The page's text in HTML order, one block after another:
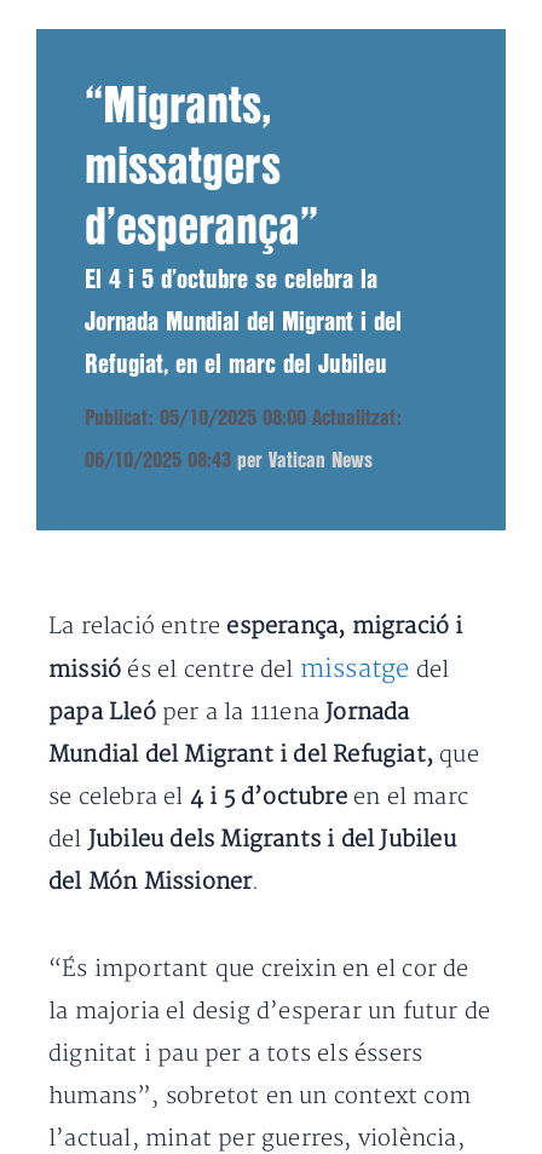
“Migrants,
missatgers
d’esperança”
El 4 i 5 d’octubre se celebra la
Jornada Mundial del Migrant i del
Refugiat, en el marc del Jubileu
Publicat: 05/10/2025 08:00 Actualitzat:
06/10/2025 08:43 per Vatican News
La relació entre esperança, migració i
missió és el centre del missatge del
papa Lleóper a la 111ena Jornada
Mundial del Migrant i del Refugiat, que
se celebra el 4 i 5 d’octubre en el marc
del Jubileu dels Migrants i del Jubileu
del Món Missioner.
“És important que creixin en el cor de
la majoria el desig d’esperar un futur de
dignitat i pau per a tots els éssers
humans”, sobretot en un context com
l’actual, minat per guerres, violència,